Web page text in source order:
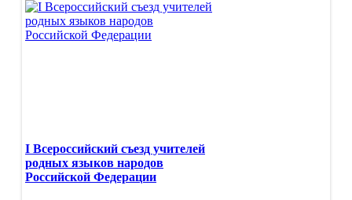
I Всероссийский съезд учителей
родных языков народов
Российской Федерации